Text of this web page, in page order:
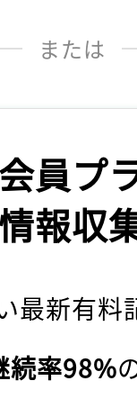
または
員プ
報収
最新有料
続率98%